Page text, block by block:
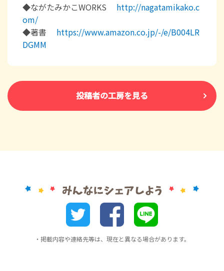
◆ながたみかこWORKS http://nagatamikako.c
om/
◆著書 https://www.amazon.co.jp/-/e/B004LR
DGMM
投稿者の工房を見る
・掲載内容や連絡先等は、現在と異なる場合があります。